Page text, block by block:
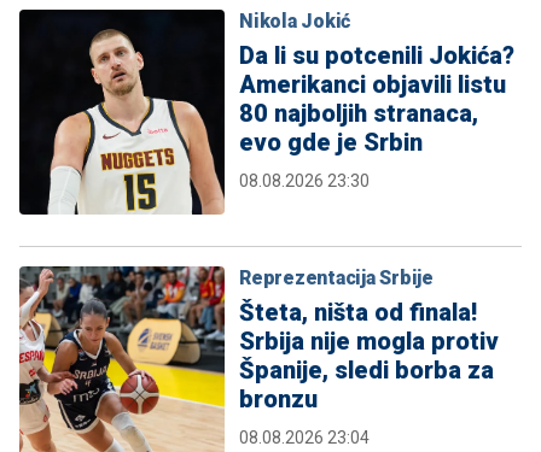
Nikola Jokić
Da li su potcenili Jokića?
Amerikanci objavili listu
80 najboljih stranaca,
evo gde je Srbin
08.08.2026 23:30
Reprezentacija Srbije
Šteta, ništa od finala!
Srbija nije mogla protiv
Španije, sledi borba za
bronzu
08.08.2026 23:04